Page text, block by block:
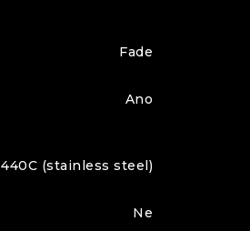
Fade
Ano
440C (stainless steel)
Ne